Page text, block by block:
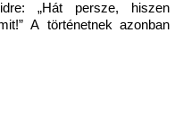
„Hát persze, hiszen
A történetnek azonban